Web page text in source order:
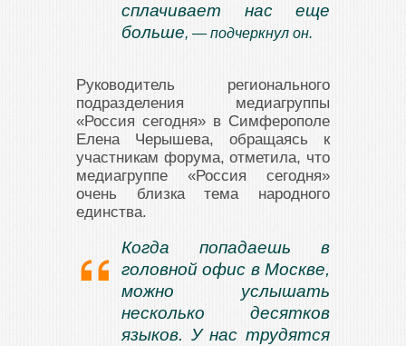
сплачивает нас еще
больше, — подчеркнул он.
Руководитель регионального
подразделения медиагруппы
«Россия сегодня» в Симферополе
Елена Черышева, обращаясь к
участникам форума, отметила, что
медиагруппе «Россия сегодня»
очень близка тема народного
единства.
Когда попадаешь в
головной офис в Москве,
можно услышать
несколько десятков
языков. У нас трудятся